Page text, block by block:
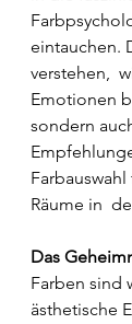
eintauchen.
verstehen,
Emotionen
sondern
Räume in
Das
Farben sind
ästhetische